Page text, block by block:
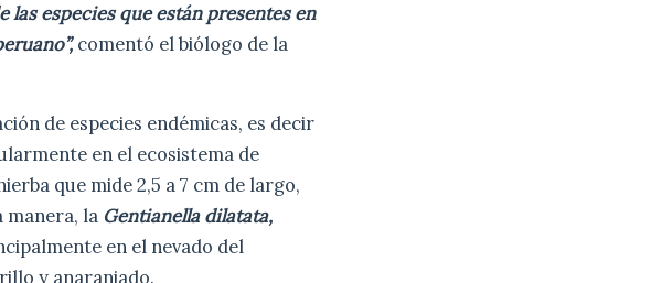
especies que están presentes en
comentó el biólogo de la
de especies endémicas, es decir
en el ecosistema de
que mide 2,5 a 7 cm de largo,
manera, la Gentianella dilatata,
en el nevado del
y anaranjado.